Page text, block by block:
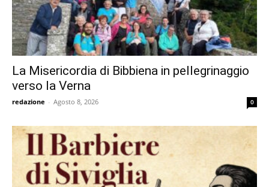
La Misericordia di Bibbiena in pellegrinaggio
verso la Verna
redazione - Agosto 8, 2026 0